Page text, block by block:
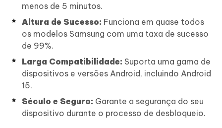
menos de 5 minutos.
Altura de Sucesso: Funciona em quase todos
os modelos Samsung com uma taxa de sucesso
de 99%.
Larga Compatibilidade: Suporta uma gama de
dispositivos e versões Android, incluindo Android
15.
Século e Seguro: Garante a segurança do seu
dispositivo durante o processo de desbloqueio.